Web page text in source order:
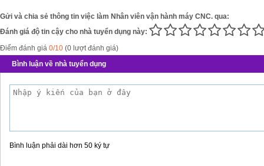
Gửi và chia sẻ thông tin việc làm Nhân viên vận hành máy CNC. qua:
Đánh giá độ tin cậy cho nhà tuyển dụng này:
Điểm đánh giá 0/10 (0 lượt đánh giá)
Bình luận về nhà tuyển dụng
Bình luận phải dài hơn 50 ký tự